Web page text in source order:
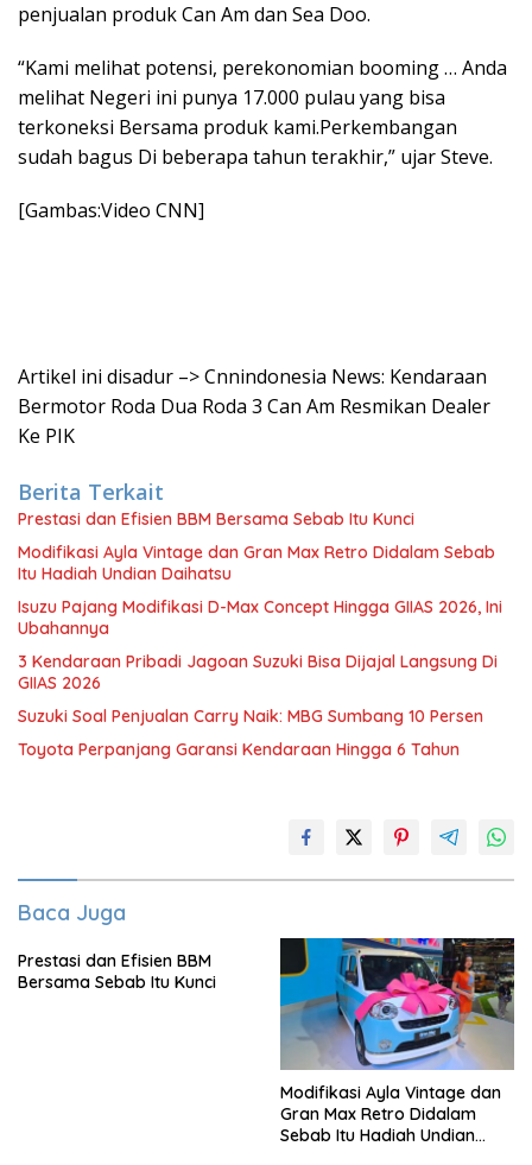
penjualan produk Can Am dan Sea Doo.
“Kami melihat potensi, perekonomian booming … Anda
melihat Negeri ini punya 17.000 pulau yang bisa
terkoneksi Bersama produk kami.Perkembangan
sudah bagus Di beberapa tahun terakhir,” ujar Steve.
[Gambas:Video CNN]
Artikel ini disadur –> Cnnindonesia News: Kendaraan
Bermotor Roda Dua Roda 3 Can Am Resmikan Dealer
Ke PIK
Berita Terkait
Prestasi dan Efisien BBM Bersama Sebab Itu Kunci
Modifikasi Ayla Vintage dan Gran Max Retro Didalam Sebab
Itu Hadiah Undian Daihatsu
Isuzu Pajang Modifikasi D-Max Concept Hingga GIIAS 2026, Ini
Ubahannya
3 Kendaraan Pribadi Jagoan Suzuki Bisa Dijajal Langsung Di
GIIAS 2026
Suzuki Soal Penjualan Carry Naik: MBG Sumbang 10 Persen
Toyota Perpanjang Garansi Kendaraan Hingga 6 Tahun
Baca Juga
Prestasi dan Efisien BBM
Bersama Sebab Itu Kunci
Modifikasi Ayla Vintage dan
Gran Max Retro Didalam
Sebab Itu Hadiah Undian